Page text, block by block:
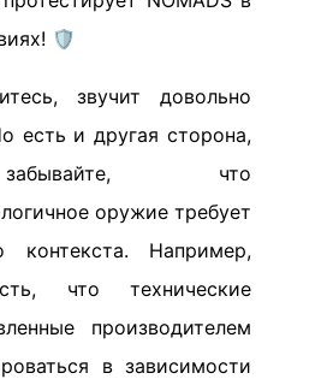
🛡️
звучит довольно
есть и другая сторона,
что
оружие требует
контекста. Например,
что технические
производителем
в зависимости